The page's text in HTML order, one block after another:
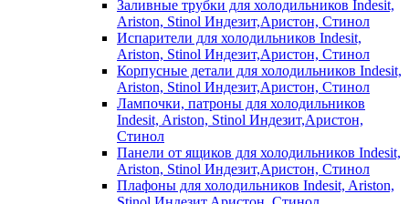
Заливные трубки для холодильников Indesit,
Ariston, Stinol Индезит,Аристон, Стинол
Испарители для холодильников Indesit,
Ariston, Stinol Индезит,Аристон, Стинол
Корпусные детали для холодильников Indesit,
Ariston, Stinol Индезит,Аристон, Стинол
Лампочки, патроны для холодильников
Indesit, Ariston, Stinol Индезит,Аристон,
Стинол
Панели от ящиков для холодильников Indesit,
Ariston, Stinol Индезит,Аристон, Стинол
Плафоны для холодильников Indesit, Ariston,